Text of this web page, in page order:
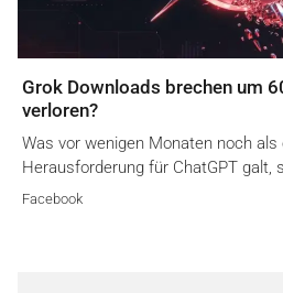
Grok Downloads brechen um
verloren?
Was vor wenigen Monaten noch
Herausforderung für ChatGPT galt,
Facebook